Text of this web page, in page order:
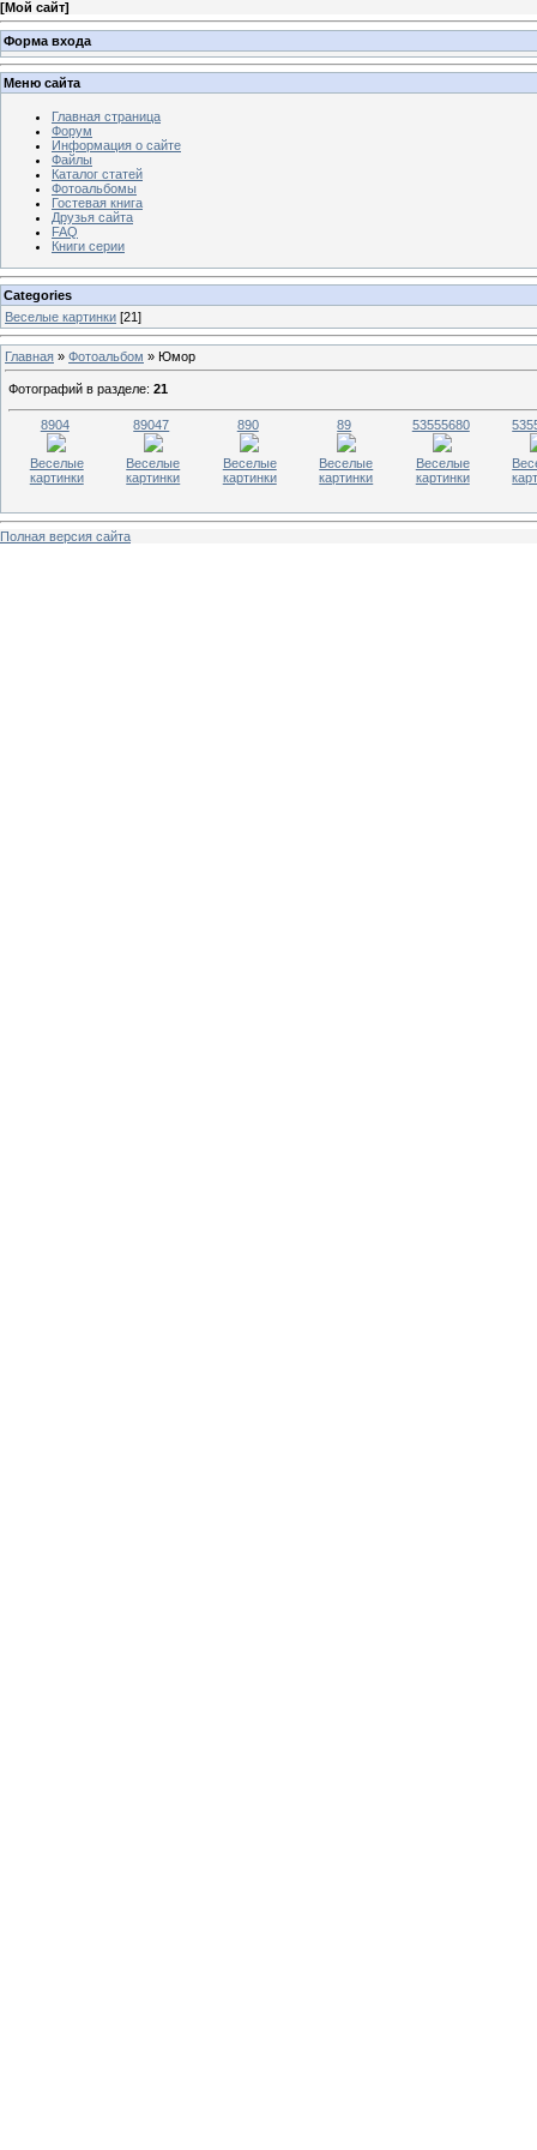
[Мой сайт]
Форма входа
Меню сайта
Главная страница
Форум
Информация о сайте
Файлы
Каталог статей
Фотоальбомы
Гостевая книга
Друзья сайта
FAQ
Книги серии
Categories
Веселые картинки [21]
Главная » Фотоальбом » Юмор
Фотографий в разделе: 21
8904
Веселые
картинки
89047
Веселые
картинки
890
Веселые
картинки
89
Веселые
картинки
53555680
Веселые
картинки
Полная версия сайта